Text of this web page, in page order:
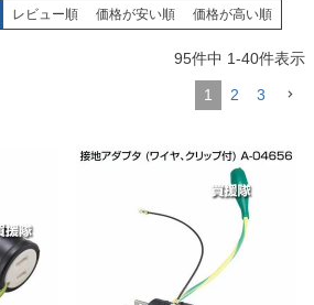
レビュー順 価格が安い順 価格が高い順
95件中 1-40件表示
1 2 3